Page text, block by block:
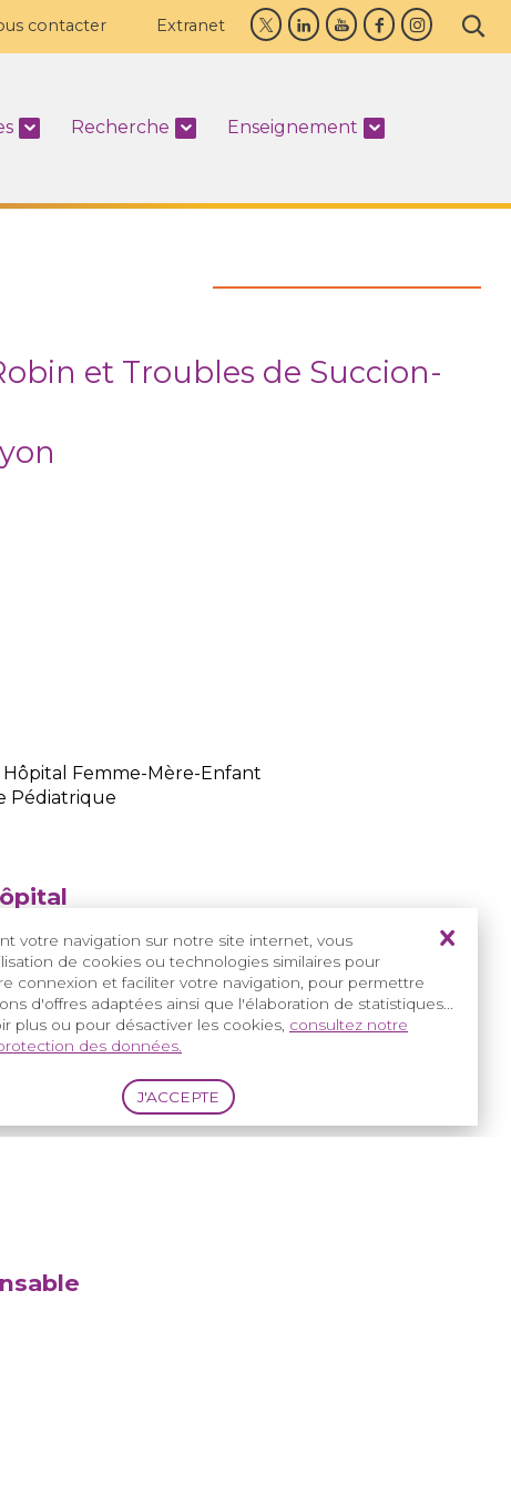
votre navigation sur notre site internet, vous
de cookies ou technologies similaires pour
connexion et faciliter votre navigation, pour permettre
d'offres adaptées ainsi que l'élaboration de statistiques...
plus ou pour désactiver les cookies, consultez notre
des données.
contacter Extranet
Recherche Enseignement
et Troubles de Succion-
Hôpital Femme-Mère-Enfant
Pédiatrique
service-de-pneumologie-allergologie-
service-durgences-et-de-reanimation-pediatriques